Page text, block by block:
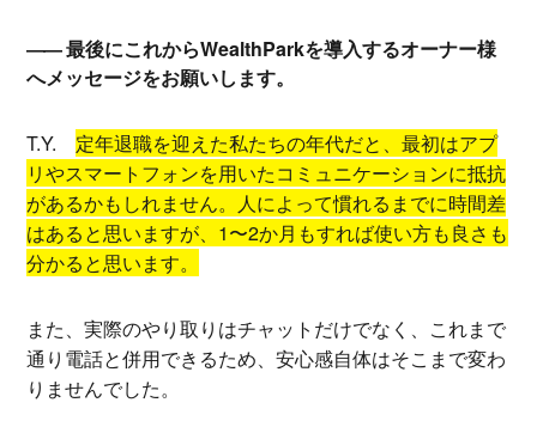
最後にこれからWealthParkを導入するオーナー様
へメッセージをお願いします。
T.Y.
定年退職を迎えた私たちの年代だと、最初はアプ
リやスマートフォンを用いたコミュニケーションに抵抗
があるかもしれません。人によって慣れるまでに時間差
はあると思いますが、1〜2か月もすれば使い方も良さも
分かると思います。
また、実際のやり取りはチャットだけでなく、これまで
通り電話と併用できるため、安心感自体はそこまで変わ
りませんでした。